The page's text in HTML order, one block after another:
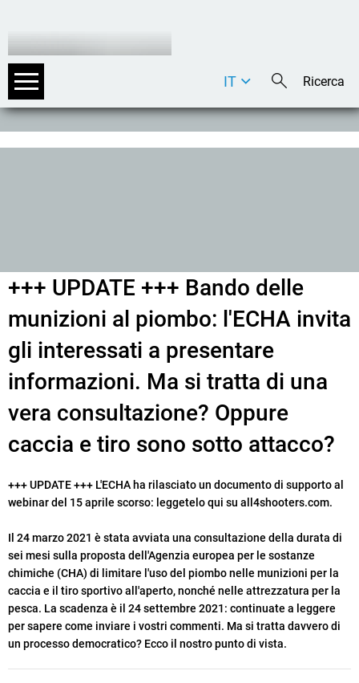
DE
IT
+++ UPDATE +++ Bando delle
munizioni al piombo: l'ECHA invita
gli interessati a presentare
informazioni. Ma si tratta di una
vera consultazione? Oppure
caccia e tiro sono sotto attacco?
+++ UPDATE +++ L'ECHA ha rilasciato un documento di supporto al
webinar del 15 aprile scorso: leggetelo qui su all4shooters.com.
Il 24 marzo 2021 è stata avviata una consultazione della durata di
sei mesi sulla proposta dell'Agenzia europea per le sostanze
chimiche (CHA) di limitare l'uso del piombo nelle munizioni per la
caccia e il tiro sportivo all'aperto, nonché nelle attrezzatura per la
pesca. La scadenza è il 24 settembre 2021: continuate a leggere
per sapere come inviare i vostri commenti. Ma si tratta davvero di
un processo democratico? Ecco il nostro punto di vista.